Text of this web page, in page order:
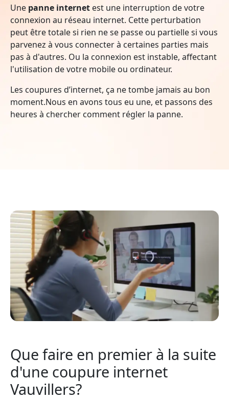
Une panne internet est une interruption de votre
connexion au réseau internet. Cette perturbation
peut être totale si rien ne se passe ou partielle si vous
parvenez à vous connecter à certaines parties mais
pas à d'autres. Ou la connexion est instable, affectant
l'utilisation de votre mobile ou ordinateur.
Les coupures d’internet, ça ne tombe jamais au bon
moment.Nous en avons tous eu une, et passons des
heures à chercher comment régler la panne.
Que faire en premier à la suite
d'une coupure internet
Vauvillers?